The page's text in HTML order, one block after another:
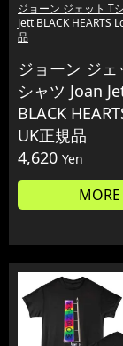
ジョーン ジェット T
Jett BLACK HEARTS
品
ジョーン ジェ
シャツ Joan
BLACK
UK正規品
4,620 Yen
MORE